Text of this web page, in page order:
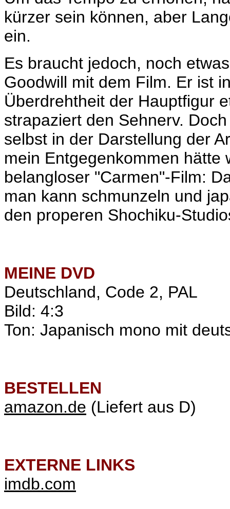
kürzer sein können, aber
ein.
Es braucht jedoch, noch
Goodwill mit dem Film. Er ist
Überdrehtheit der Hauptfigur
strapaziert den Sehnerv.
selbst in der Darstellung der
mein Entgegenkommen hätte
belangloser "Carmen"-Film:
man kann schmunzeln und
den properen Shochiku-
MEINE DVD
Deutschland, Code 2, PAL
Bild: 4:3
Ton: Japanisch mono mit
BESTELLEN
amazon.de (Liefert aus D)
EXTERNE LINKS
imdb.com